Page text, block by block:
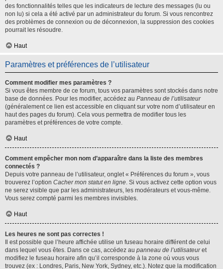
des fonctionnalités telles que les indicateurs de lecture des messages (lu ou
non lu) si cela a été activé par un administrateur du forum. Si vous rencontrez
des problèmes de connexion ou de déconnexion, la suppression des cookies
pourrait les résoudre.
Haut
Paramètres et préférences de l’utilisateur
Comment modifier mes paramètres ?
Si vous êtes membre de ce forum, tous vos paramètres sont stockés dans notre
base de données. Pour les modifier, accédez au Panneau de l’utilisateur
(généralement ce lien est accessible en cliquant sur votre nom d’utilisateur en
haut des pages du forum). Cela vous permettra de modifier tous les
paramètres et préférences de votre compte.
Haut
Comment empêcher mon nom d’apparaître dans la liste des membres
connectés ?
Depuis votre panneau de l’utilisateur, onglet « Préférences du forum », vous
trouverez l’option Cacher mon statut en ligne. Si vous activez cette option vous
ne serez visible que par les administrateurs, les modérateurs et vous-même.
Vous serez compté parmi les membres invisibles.
Haut
Les heures ne sont pas correctes !
Il est possible que l’heure affichée utilise un fuseau horaire différent de celui
dans lequel vous êtes. Dans ce cas, accédez au panneau de l’utilisateuret
modifiez le fuseau horaire afin qu’il corresponde à la zone où vous vous
trouvez (ex : Londres, Paris, New York, Sydney, etc.). Notez que la modification